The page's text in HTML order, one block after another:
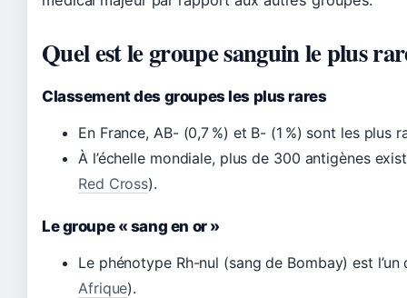
Quel est le groupe sanguin le plus
Classement des groupes les plus rares
En France, AB- (0,7 %) et B- (1 %) sont les plus
À l’échelle mondiale, plus de 300 antigènes
Red Cross).
Le groupe « sang en or »
Le phénotype Rh-nul (sang de Bombay) est
Afrique).